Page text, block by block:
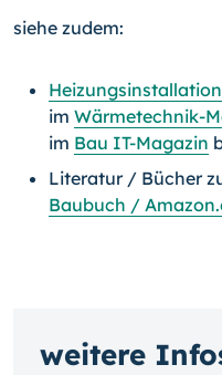
siehe zudem:
Heizungsinstallation
im Wärmetechnik-
im Bau IT-Magazin
Literatur / Bücher
Baubuch /
weitere